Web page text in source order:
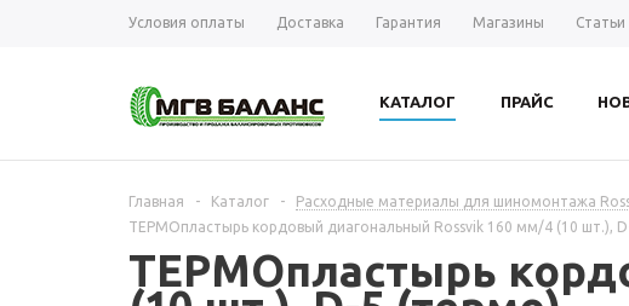
Условия оплаты Доставка Гарантия Магазины Статьи
КАТАЛОГ ПРАЙС
Главная - Каталог - Расходные материалы для шиномонтажа
ТЕРМОпластырь кордовый диагональный Rossvik 160 мм/4 (10 шт.),
ТЕРМОпластырь